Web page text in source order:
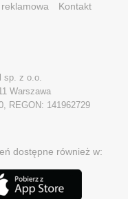
Kontakt
sp. z o.o.
Warszawa
REGON: 141962729
dostępne również w: